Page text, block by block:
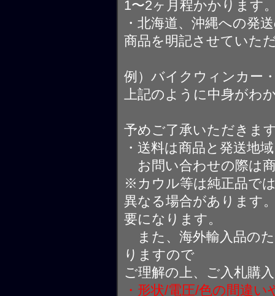
1〜2ヶ月程かかります
・北海道、沖縄への発
商品を明記させていた
例）バイクウィンカー
上記のように中身がわ
予めご了承いただきま
・送料は商品と発送地
お問い合わせの際は
※カウル等は純正品で
異なる場合があります
要になります。
また、海外輸入品の
りますので
ご理解の上、ご入札購
・形状/電圧/色の間違